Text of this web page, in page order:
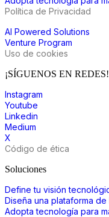
Política de Privacidad
AI Powered Solutions
Venture Program
Uso de cookies
¡SÍGUENOS EN REDES!
Instagram
Youtube
Linkedin
Medium
X
Código de ética
Soluciones
Define tu visión
Diseña una plataforma de
Adopta tecnología para